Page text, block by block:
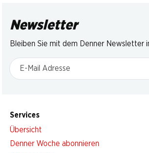
Newsletter
Bleiben Sie mit dem Denner Newsletter
E-Mail Adresse
Services
Übersicht
Denner Woche abonnieren